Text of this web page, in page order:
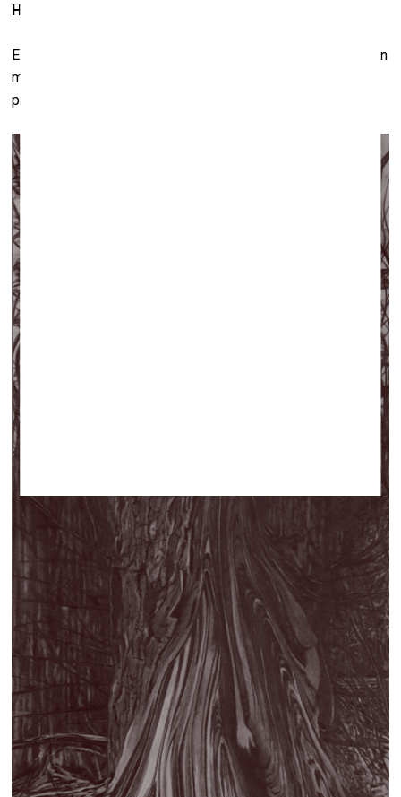
Heidegeru?
Es sastapos ar dažiem Heidegera tekstiem par garlaicību un
man šķita, ka tajos esmu atradis saistību ar gleznošanas
procesu.